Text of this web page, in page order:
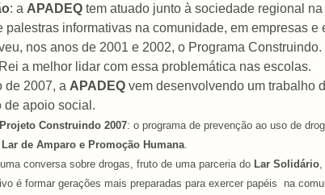
: a APADEQ tem atuado junto à sociedade regional
palestras informativas na comunidade, em empresas e
nos anos de 2001 e 2002, o Programa
a melhor lidar com essa problemática nas escolas.
de 2007, a APADEQ vem desenvolvendo um trabalho
de apoio social.
Construindo 2007: o programa de prevenção ao uso de
de Amparo e Promoção Humana
conversa sobre drogas, fruto de uma parceria do Lar Solidário
é formar gerações mais preparadas para exercer papéis
na